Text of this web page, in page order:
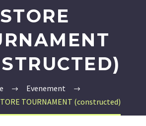
STORE
Evenement
TOURNAMENT (constructed)